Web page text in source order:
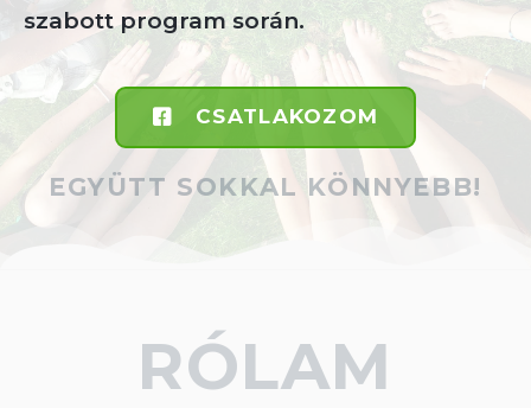
szabott program során.
CSATLAKOZOM
EGYÜTT SOKKAL KÖNNYEBB!
RÓLAM